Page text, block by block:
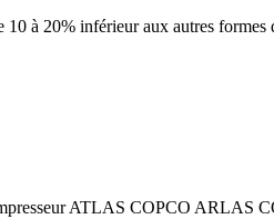
à 20% inférieur aux autres formes
ATLAS COPCO ARLAS